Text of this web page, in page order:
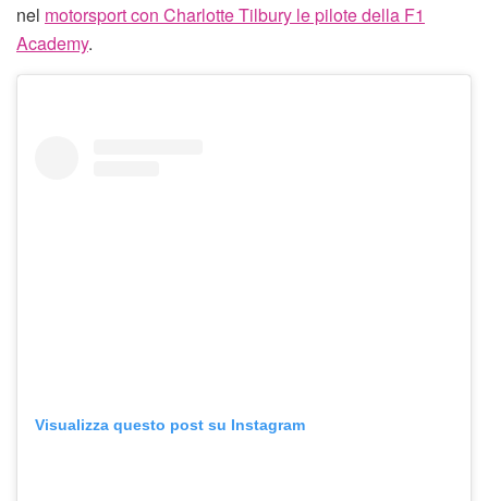
nel motorsport con Charlotte Tilbury le pilote della F1
Academy.
Visualizza questo post su Instagram